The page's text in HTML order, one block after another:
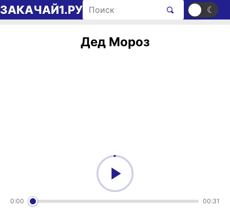
Перейти к содержимому
ЗАКАЧАЙ1.РУ Поиск рингтонов ☀ ☾
Дед Мороз
0:00 00:31